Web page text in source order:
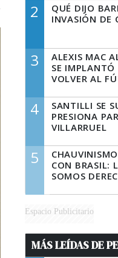
DECIR A LA
TIENE QUE
2
QUÉ DIJO
INVASIÓN DE
3
ALEXIS MAC
SE IMPLANTÓ
VOLVER AL
4
SANTILLI SE
PRESIONA
VILLARRUEL
5
CON BRASIL:
SOMOS
Espacio Publicitario
MÁS LEÍDAS DE